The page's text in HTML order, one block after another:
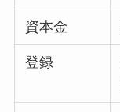
資本金
登録